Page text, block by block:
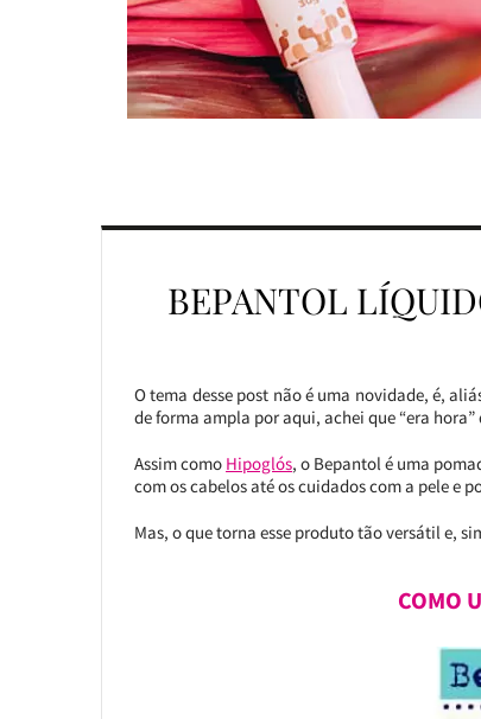
BEPANTOL
O tema desse post não é uma novidade, é,
de forma ampla por aqui, achei que “era
Assim como Hipoglós, o Bepantol é uma
com os cabelos até os cuidados com a pele e
Mas, o que torna esse produto tão versátil e,
COMO